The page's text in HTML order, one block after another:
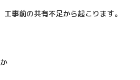
事前の共有不足から起こります。